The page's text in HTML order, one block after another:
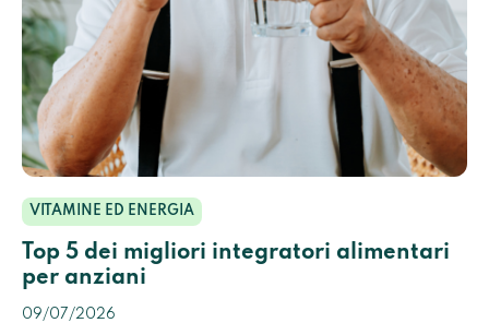
VITAMINE ED ENERGIA
Top 5 dei migliori integratori alimentari
per anziani
09/07/2026